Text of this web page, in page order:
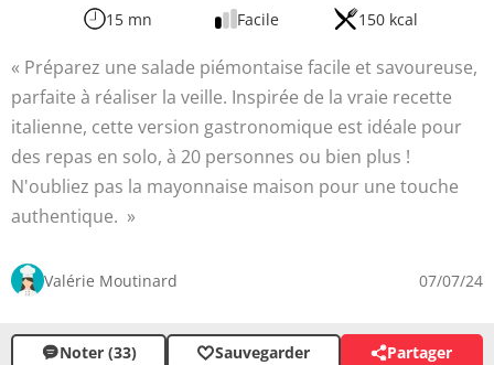
15 mn Facile 150 kcal
Préparez une salade piémontaise facile et savoureuse,
parfaite à réaliser la veille. Inspirée de la vraie recette
italienne, cette version gastronomique est idéale pour
des repas en solo, à 20 personnes ou bien plus !
N'oubliez pas la mayonnaise maison pour une touche
authentique.
Valérie Moutinard 07/07/24
Noter (33) Sauvegarder Partager